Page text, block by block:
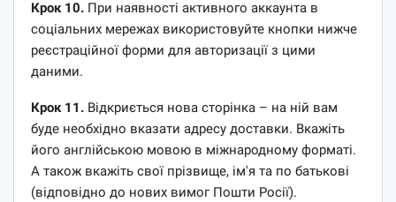
Крок 10. При наявності активного аккаунта в
соціальних мережах використовуйте кнопки нижче
реєстраційної форми для авторизації з цими
даними.
Крок 11. Відкриється нова сторінка – на ній вам
буде необхідно вказати адресу доставки. Вкажіть
його англійською мовою в міжнародному форматі.
А також вкажіть свої прізвище, ім'я та по батькові
(відповідно до нових вимог Пошти Росії).